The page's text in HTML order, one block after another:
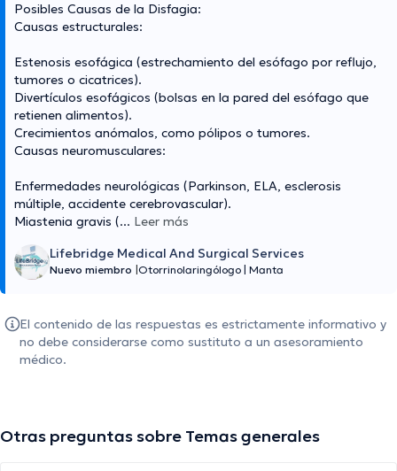
Posibles Causas de la Disfagia:
Causas estructurales:
Estenosis esofágica (estrechamiento del esófago por reflujo,
tumores o cicatrices).
Divertículos esofágicos (bolsas en la pared del esófago que
retienen alimentos).
Crecimientos anómalos, como pólipos o tumores.
Causas neuromusculares:
Enfermedades neurológicas (Parkinson, ELA, esclerosis
múltiple, accidente cerebrovascular).
Miastenia gravis (... Leer más
Lifebridge Medical And Surgical Services
Nuevo miembro Otorrinolaringólogo Manta
El contenido de las respuestas es estrictamente informativo y
no debe considerarse como sustituto a un asesoramiento
médico.
Otras preguntas sobre Temas generales